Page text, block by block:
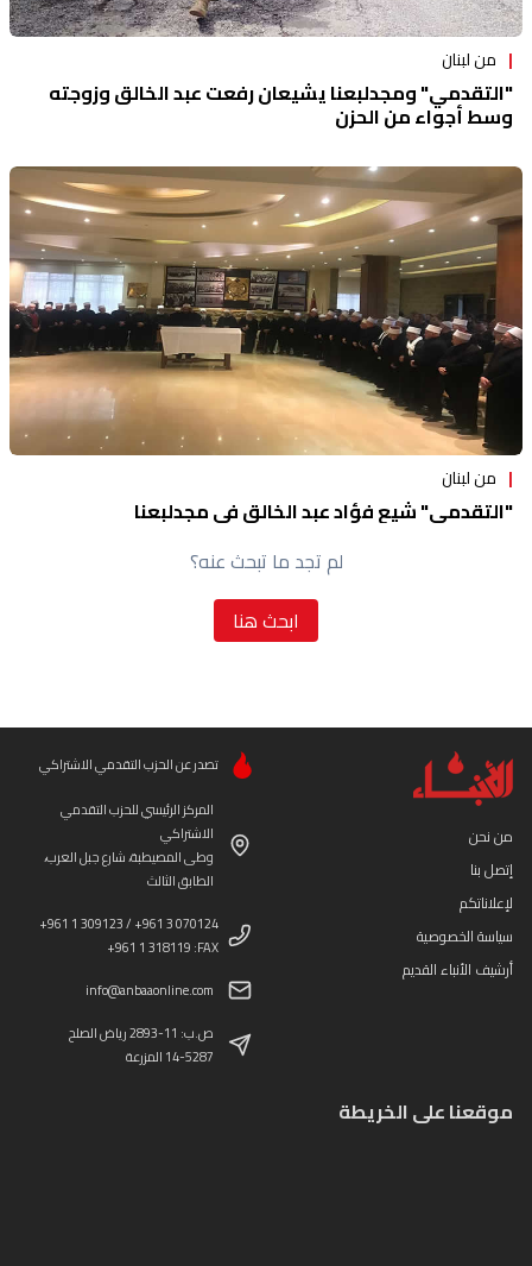
من لبنان
"التقدمي" ومجدلبعنا يشيعان رفعت عبد الخالق وزوجته
وسط أجواء من الحزن
من لبنان
"التقدمي" شيع فؤاد عبد الخالق في مجدلبعنا
لم تجد ما تبحث عنه؟
ابحث هنا
من نحن
إتصل بنا
لإعلاناتكم
سياسة الخصوصية
أرشيف الأنباء القديم
تصدر عن الحزب التقدمي الاشتراكي
المركز الرئيسي للحزب التقدمي
الاشتراكي
وطى المصيطبة، شارع جبل العرب،
الطابق الثالث
+961 1 309123 / +961 3 070124
+961 1 318119 :FAX
info@anbaaonline.com
ص.ب: 11-2893 رياض الصلح
14-5287 المزرعة
موقعنا على الخريطة